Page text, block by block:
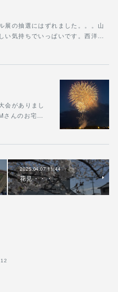
展の抽選にはずれました。。。山
い気持ちでいっぱいです。西洋…
会がありまし
さんのお宅…
2025.04.07 11:44
花見・・・